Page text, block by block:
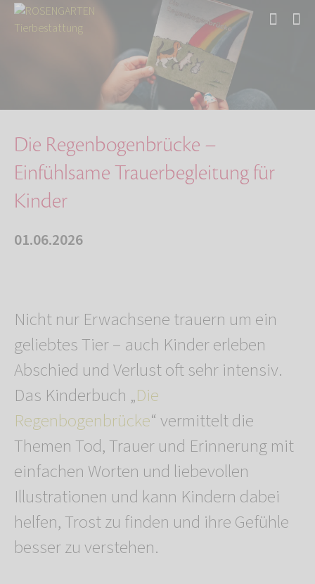
Aktuelles
Die Regenbogenbrücke – Einfühlsame Trauerbegl…
Die Regenbogenbrücke –
Einfühlsame Trauerbegleitung für
Kinder
01.06.2026
Nicht nur Erwachsene trauern um ein
geliebtes Tier – auch Kinder erleben
Abschied und Verlust oft sehr intensiv.
Das Kinderbuch „Die
Regenbogenbrücke“ vermittelt die
Themen Tod, Trauer und Erinnerung mit
einfachen Worten und liebevollen
Illustrationen und kann Kindern dabei
helfen, Trost zu finden und ihre Gefühle
besser zu verstehen.